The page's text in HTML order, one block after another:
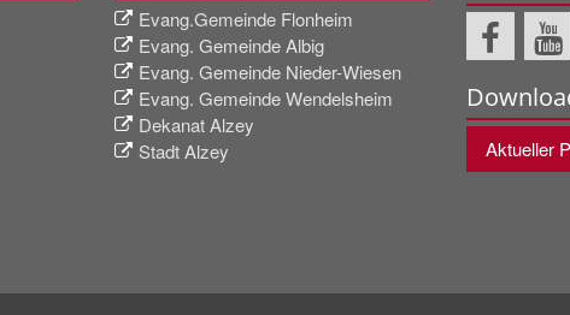
Evang.Gemeinde Flonheim
Evang. Gemeinde Albig
Evang. Gemeinde Nieder-Wiesen
Evang. Gemeinde Wendelsheim
Dekanat Alzey
Stadt Alzey
Aktueller